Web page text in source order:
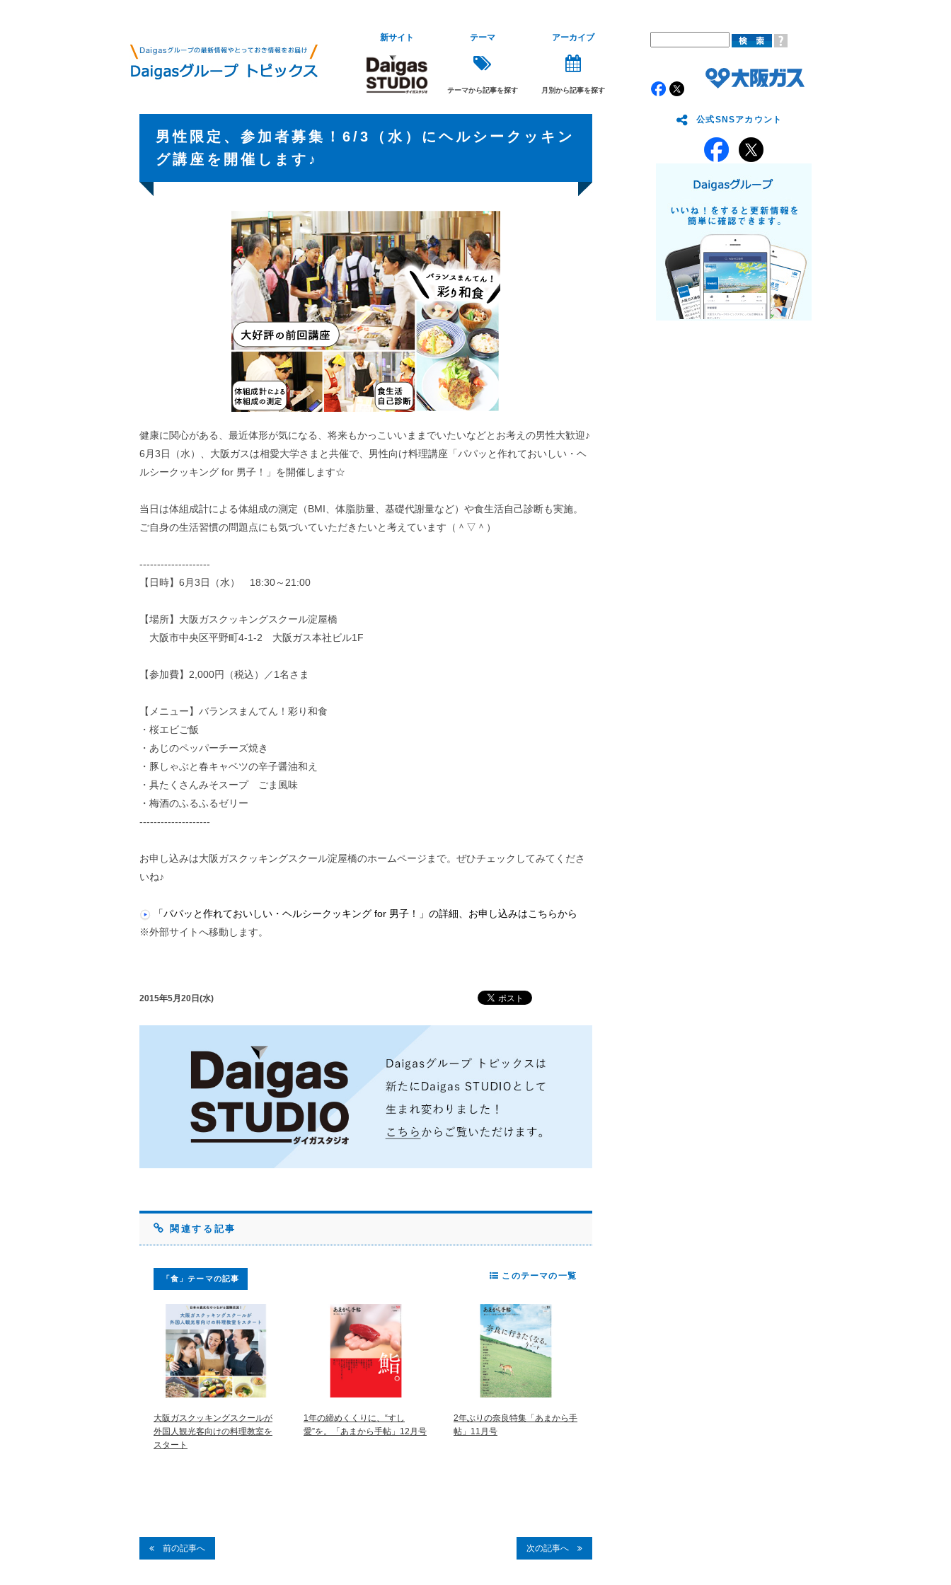
新サイト テーマ
テーマから記事を探す
アーカイブ
月別から記事を探す
男性限定、参加者募集！6/3（水）にヘルシークッキン
グ講座を開催します♪
健康に関心がある、最近体形が気になる、将来もかっこいいままでいたいなどとお考えの男性大歓迎♪
6月3日（水）、大阪ガスは相愛大学さまと共催で、男性向け料理講座「パパッと作れておいしい・ヘ
ルシークッキング for 男子！」を開催します☆
当日は体組成計による体組成の測定（BMI、体脂肪量、基礎代謝量など）や食生活自己診断も実施。
ご自身の生活習慣の問題点にも気づいていただきたいと考えています（＾▽＾）
--------------------
【日時】6月3日（水） 18:30～21:00
【場所】大阪ガスクッキングスクール淀屋橋
大阪市中央区平野町4-1-2 大阪ガス本社ビル1F
【参加費】2,000円（税込）／1名さま
【メニュー】バランスまんてん！彩り和食
・桜エビご飯
・あじのペッパーチーズ焼き
・豚しゃぶと春キャベツの辛子醤油和え
・具たくさんみそスープ ごま風味
・梅酒のふるふるゼリー
--------------------
お申し込みは大阪ガスクッキングスクール淀屋橋のホームページまで。ぜひチェックしてみてくださ
いね♪
「パパッと作れておいしい・ヘルシークッキング for 男子！」の詳細、お申し込みはこちらから
※外部サイトへ移動します。
2015年5月20日(水)
関連する記事
「食」テーマの記事
大阪ガスクッキングスクールが
外国人観光客向けの料理教室を
スタート
1年の締めくくりに、“すし
愛”を。「あまから手帖」12月号
2年ぶりの奈良特集「あまから手
帖」11月号
このテーマの一覧
前の記事へ 次の記事へ
公式SNSアカウント